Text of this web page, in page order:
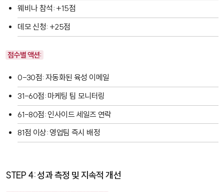
웨비나 참석: +15점
데모 신청: +25점
점수별 액션:
0-30점: 자동화된 육성 이메일
31-60점: 마케팅 팀 모니터링
61-80점: 인사이드 세일즈 연락
81점 이상: 영업팀 즉시 배정
STEP 4: 성과 측정 및 지속적 개선